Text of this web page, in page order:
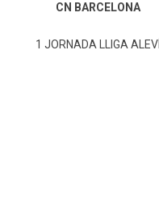
CN BARCELONA
1 JORNADA LLIGA ALEVÍ